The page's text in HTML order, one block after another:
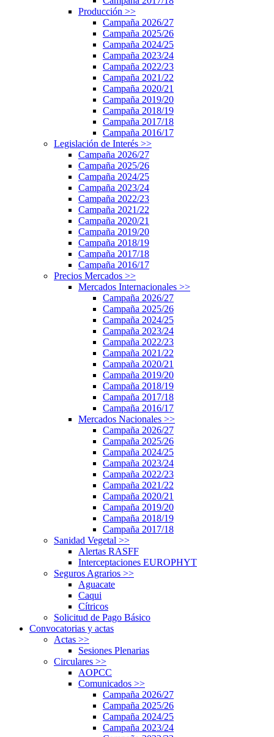
Producción >>
Campaña 2026/27
Campaña 2025/26
Campaña 2024/25
Campaña 2023/24
Campaña 2022/23
Campaña 2021/22
Campaña 2020/21
Campaña 2019/20
Campaña 2018/19
Campaña 2017/18
Campaña 2016/17
Legislación de Interés >>
Campaña 2026/27
Campaña 2025/26
Campaña 2024/25
Campaña 2023/24
Campaña 2022/23
Campaña 2021/22
Campaña 2020/21
Campaña 2019/20
Campaña 2018/19
Campaña 2017/18
Campaña 2016/17
Precios Mercados >>
Mercados Internacionales >>
Campaña 2026/27
Campaña 2025/26
Campaña 2024/25
Campaña 2023/24
Campaña 2022/23
Campaña 2021/22
Campaña 2020/21
Campaña 2019/20
Campaña 2018/19
Campaña 2017/18
Campaña 2016/17
Mercados Nacionales >>
Campaña 2026/27
Campaña 2025/26
Campaña 2024/25
Campaña 2023/24
Campaña 2022/23
Campaña 2021/22
Campaña 2020/21
Campaña 2019/20
Campaña 2018/19
Campaña 2017/18
Sanidad Vegetal >>
Alertas RASFF
Interceptaciones EUROPHYT
Seguros Agrarios >>
Aguacate
Caqui
Cítricos
Solicitud de Pago Básico
Convocatorias y actas
Actas >>
Sesiones Plenarias
Circulares >>
AOPCC
Comunicados >>
Campaña 2026/27
Campaña 2025/26
Campaña 2024/25
Campaña 2023/24